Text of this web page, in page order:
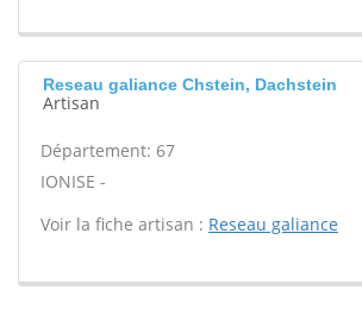
Reseau galiance Chstein, Dachstein
Artisan
Département: 67
IONISE -
Voir la fiche artisan : Reseau galiance